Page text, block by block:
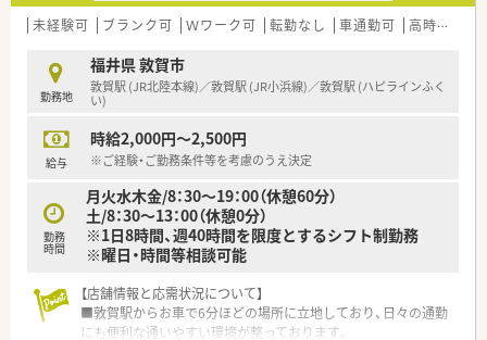
られているため、風通しが良く非常に働きやすい社風です。
など、常に患者様第一の姿勢を貫いている温かい法人です。
【職場環境と雰囲気】
いながら和やかな雰囲気の中で日々の業務を行っています。
■薬剤師と事務員がしっかりと連携を取り合っており、業務の負
■充実した設備環境の中で落ち着いて業務を進めることができ、
患者様へのより良いサービス提供に集中できる環境です。
【こんな方が活躍中】
い診療科目の処方箋に柔軟に対応している方が活躍していま
す。
■患者様の健康相談に対して親身になって寄り添い、丁寧でわか
未経験可 ブランク可 Ｗワーク可 転勤なし 車通勤可 高時給(2,500円以上)
勤務地
福井県 敦賀市
敦賀駅 (JR北陸本線)／敦賀駅 (JR小浜線)／敦賀駅 (ハピラインふく
い)
給与
時給2,000円～2,500円
※ご経験・ご勤務条件等を考慮のうえ決定
勤務
時間
月火水木金/8：30～19：00（休憩60分）
土/8：30～13：00（休憩0分）
※1日8時間、週40時間を限度とするシフト制勤務
※曜日・時間等相談可能
【店舗情報と応需状況について】
■敦賀駅からお車で6分ほどの場所に立地しており、日々の通勤
にも便利な通いやすい環境が整っております。